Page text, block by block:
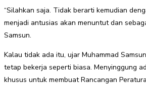
“Silahkan saja. Tidak berarti kemudian
menjadi antusias akan menuntut dan
Samsun.
Kalau tidak ada itu, ujar Muhammad
tetap bekerja seperti biasa. Menyinggung
khusus untuk membuat Rancangan